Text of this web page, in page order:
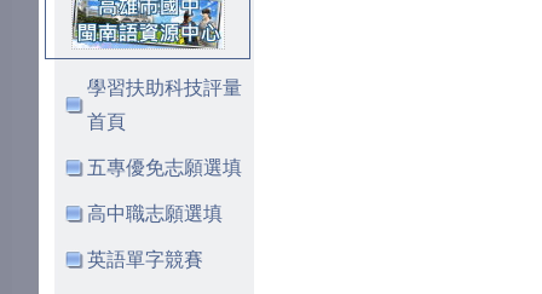
學習扶助科技評量
首頁
五專優免志願選填
高中職志願選填
英語單字競賽